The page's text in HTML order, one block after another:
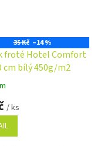
35 Kč –14 %
froté Hotel Comfort
cm bílý 450g/m2
/ ks